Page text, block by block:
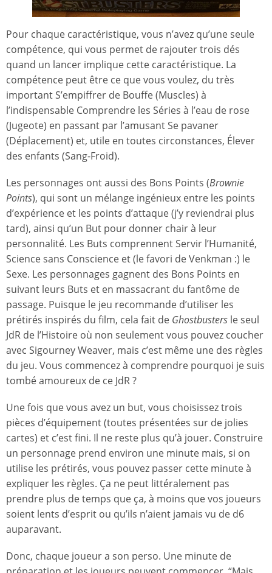
Pour chaque caractéristique, vous n’avez qu’une seule
compétence, qui vous permet de rajouter trois dés
quand un lancer implique cette caractéristique. La
compétence peut être ce que vous voulez, du très
important S’empiffrer de Bouffe (Muscles) à
l’indispensable Comprendre les Séries à l’eau de rose
(Jugeote) en passant par l’amusant Se pavaner
(Déplacement) et, utile en toutes circonstances, Élever
des enfants (Sang-Froid).
Les personnages ont aussi des Bons Points (Brownie
Points), qui sont un mélange ingénieux entre les points
d’expérience et les points d’attaque (j’y reviendrai plus
tard), ainsi qu’un But pour donner chair à leur
personnalité. Les Buts comprennent Servir l’Humanité,
Science sans Conscience et (le favori de Venkman :) le
Sexe. Les personnages gagnent des Bons Points en
suivant leurs Buts et en massacrant du fantôme de
passage. Puisque le jeu recommande d’utiliser les
prétirés inspirés du film, cela fait de Ghostbusters le seul
JdR de l’Histoire où non seulement vous pouvez coucher
avec Sigourney Weaver, mais c’est même une des règles
du jeu. Vous commencez à comprendre pourquoi je suis
tombé amoureux de ce JdR ?
Une fois que vous avez un but, vous choisissez trois
pièces d’équipement (toutes présentées sur de jolies
cartes) et c’est fini. Il ne reste plus qu’à jouer. Construire
un personnage prend environ une minute mais, si on
utilise les prétirés, vous pouvez passer cette minute à
expliquer les règles. Ça ne peut littéralement pas
prendre plus de temps que ça, à moins que vos joueurs
soient lents d’esprit ou qu’ils n’aient jamais vu de d6
auparavant.
Donc, chaque joueur a son perso. Une minute de